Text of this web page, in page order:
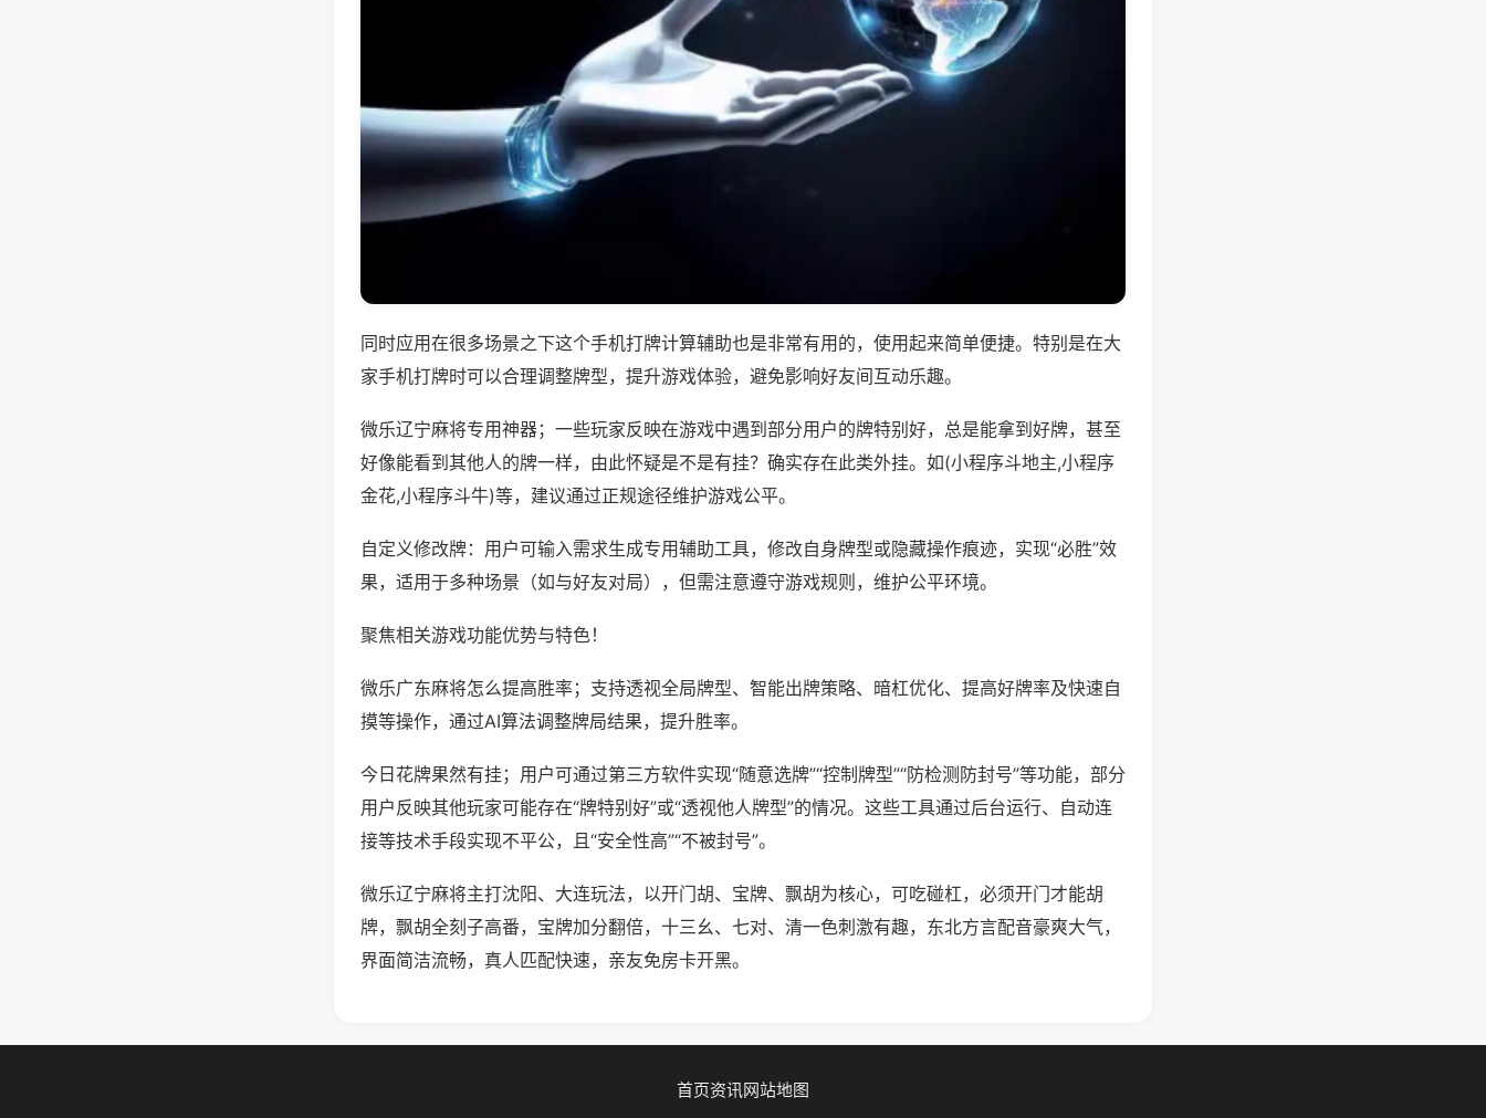
同时应用在很多场景之下这个手机打牌计算辅助也是非常有用的，使用起来简单便捷。特别是在大
家手机打牌时可以合理调整牌型，提升游戏体验，避免影响好友间互动乐趣。
微乐辽宁麻将专用神器；一些玩家反映在游戏中遇到部分用户的牌特别好，总是能拿到好牌，甚至
好像能看到其他人的牌一样，由此怀疑是不是有挂？确实存在此类外挂。如(小程序斗地主,小程序
金花,小程序斗牛)等，建议通过正规途径维护游戏公平。
自定义修改牌：用户可输入需求生成专用辅助工具，修改自身牌型或隐藏操作痕迹，实现“必胜”效
果，适用于多种场景（如与好友对局），但需注意遵守游戏规则，维护公平环境。
聚焦相关游戏功能优势与特色！
微乐广东麻将怎么提高胜率；支持透视全局牌型、智能出牌策略、暗杠优化、提高好牌率及快速自
摸等操作，通过AI算法调整牌局结果，提升胜率。
今日花牌果然有挂；用户可通过第三方软件实现“随意选牌”“控制牌型”“防检测防封号”等功能，部分
用户反映其他玩家可能存在“牌特别好”或“透视他人牌型”的情况。这些工具通过后台运行、自动连
接等技术手段实现不平公，且“安全性高”“不被封号”。
微乐辽宁麻将主打沈阳、大连玩法，以开门胡、宝牌、飘胡为核心，可吃碰杠，必须开门才能胡
牌，飘胡全刻子高番，宝牌加分翻倍，十三幺、七对、清一色刺激有趣，东北方言配音豪爽大气，
界面简洁流畅，真人匹配快速，亲友免房卡开黑。
首页资讯网站地图